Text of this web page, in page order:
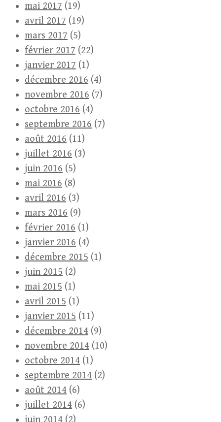
mai 2017 (19)
avril 2017 (19)
mars 2017 (5)
février 2017 (22)
janvier 2017 (1)
décembre 2016 (4)
novembre 2016 (7)
octobre 2016 (4)
septembre 2016 (7)
août 2016 (11)
juillet 2016 (3)
juin 2016 (5)
mai 2016 (8)
avril 2016 (3)
mars 2016 (9)
février 2016 (1)
janvier 2016 (4)
décembre 2015 (1)
juin 2015 (2)
mai 2015 (1)
avril 2015 (1)
janvier 2015 (11)
décembre 2014 (9)
novembre 2014 (10)
octobre 2014 (1)
septembre 2014 (2)
août 2014 (6)
juillet 2014 (6)